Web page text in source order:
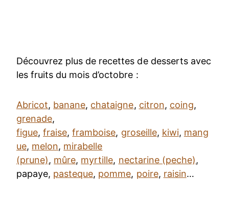
Découvrez plus de recettes de desserts avec
les fruits du mois d’octobre :
Abricot, banane, chataigne, citron, coing,
grenade,
figue,fraise,framboise, groseille, kiwi, mang
ue, melon, mirabelle
(prune), mûre, myrtille, nectarine (peche),
papaye, pasteque, pomme, poire, raisin…